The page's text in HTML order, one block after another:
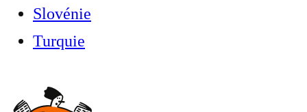
Slovénie
Turquie